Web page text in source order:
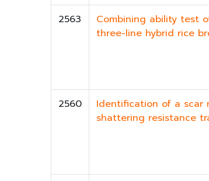
2563
Combining ability test
three-line hybrid rice
2560
Identification of a scar
shattering resistance